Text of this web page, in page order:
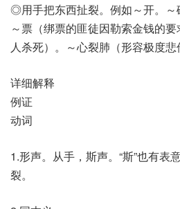
◎用手把东西扯裂。例如～开。～
～票（绑票的匪徒因勒索金钱的
人杀死）。～心裂肺（形容极度悲
详细解释
例证
动词
1.形声。从手，斯声。“斯”也有表
裂。